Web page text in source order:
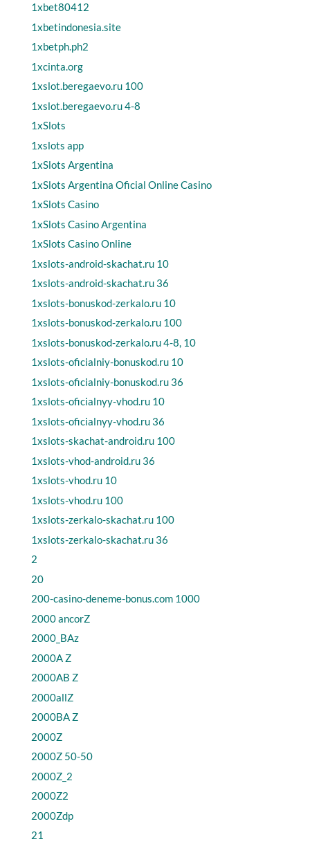
1xbet80412
1xbetindonesia.site
1xbetph.ph2
1xcinta.org
1xslot.beregaevo.ru 100
1xslot.beregaevo.ru 4-8
1xSlots
1xslots app
1xSlots Argentina
1xSlots Argentina Oficial Online Casino
1xSlots Casino
1xSlots Casino Argentina
1xSlots Casino Online
1xslots-android-skachat.ru 10
1xslots-android-skachat.ru 36
1xslots-bonuskod-zerkalo.ru 10
1xslots-bonuskod-zerkalo.ru 100
1xslots-bonuskod-zerkalo.ru 4-8, 10
1xslots-oficialniy-bonuskod.ru 10
1xslots-oficialniy-bonuskod.ru 36
1xslots-oficialnyy-vhod.ru 10
1xslots-oficialnyy-vhod.ru 36
1xslots-skachat-android.ru 100
1xslots-vhod-android.ru 36
1xslots-vhod.ru 10
1xslots-vhod.ru 100
1xslots-zerkalo-skachat.ru 100
1xslots-zerkalo-skachat.ru 36
2
20
200-casino-deneme-bonus.com 1000
2000 ancorZ
2000_BAz
2000A Z
2000AB Z
2000allZ
2000BA Z
2000Z
2000Z 50-50
2000Z_2
2000Z2
2000Zdp
21